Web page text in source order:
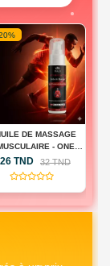
DE MASSAGE
- ONE
TOUCH ACTIVE
26 TND 32 TND
(0)